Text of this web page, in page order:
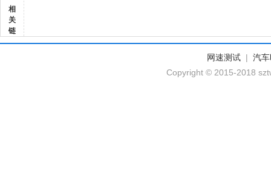
相
关
链
网速测试 | 汽
Copyright © 2015-2018